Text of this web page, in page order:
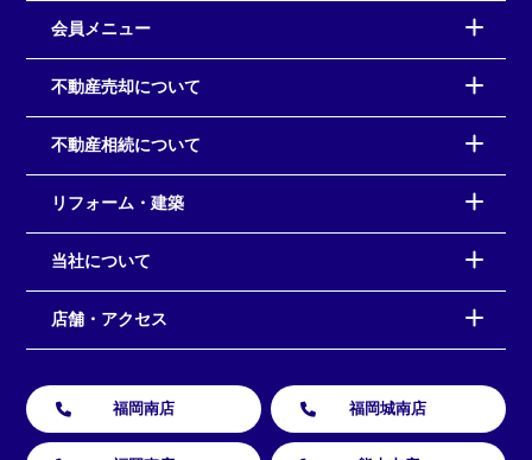
会員メニュー
不動産売却について
不動産相続について
リフォーム・建築
当社について
店舗・アクセス
福岡南店 福岡城南店